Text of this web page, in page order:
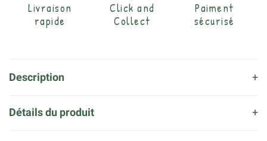
Livraison
rapide
Click and
Collect
Paiment
sécurisé
Description
Détails du produit